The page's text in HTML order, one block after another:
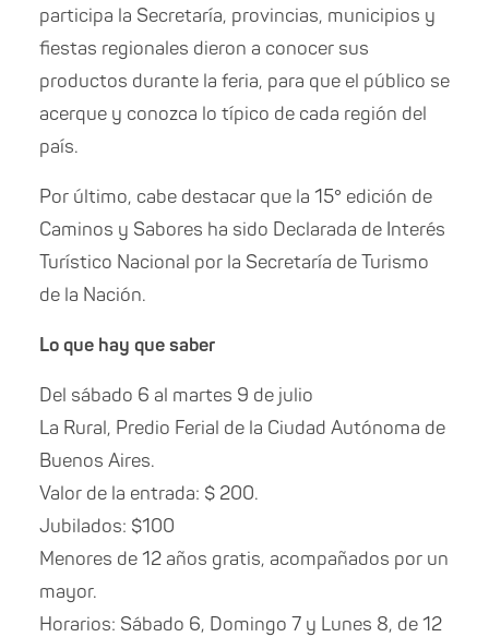
participa la Secretaría, provincias, municipios y
fiestas regionales dieron a conocer sus
productos durante la feria, para que el público se
acerque y conozca lo típico de cada región del
país.
Por último, cabe destacar que la 15° edición de
Caminos y Sabores ha sido Declarada de Interés
Turístico Nacional por la Secretaría de Turismo
de la Nación.
Lo que hay que saber
Del sábado 6 al martes 9 de julio
La Rural, Predio Ferial de la Ciudad Autónoma de
Buenos Aires.
Valor de la entrada: $ 200.
Jubilados: $100
Menores de 12 años gratis, acompañados por un
mayor.
Horarios: Sábado 6, Domingo 7 y Lunes 8, de 12